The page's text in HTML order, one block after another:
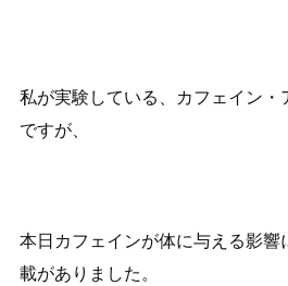
私が実験している、カフェイン・
ですが、
本日カフェインが体に与える影響
載がありました。